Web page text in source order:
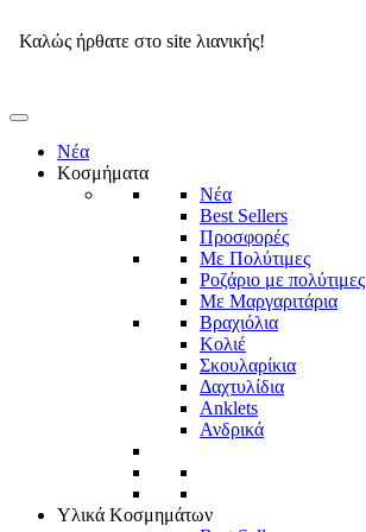
Καλώς ήρθατε στο site λιανικής!
Νέα
Κοσμήματα
Νέα
Best Sellers
Προσφορές
Με Πολύτιμες
Ροζάριο με πολύτιμες
Με Μαργαριτάρια
Βραχιόλια
Κολιέ
Σκουλαρίκια
Δαχτυλίδια
Anklets
Ανδρικά
Υλικά Κοσμημάτων